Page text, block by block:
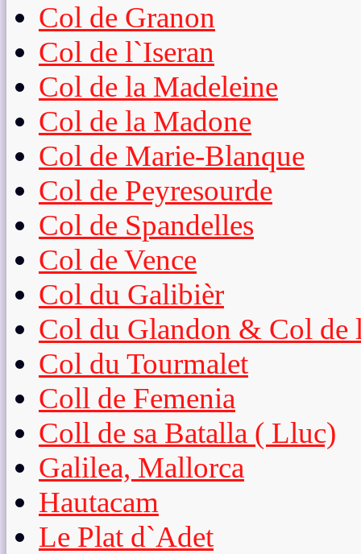
Col de Granon
Col de l`Iseran
Col de la Madeleine
Col de la Madone
Col de Marie-Blanque
Col de Peyresourde
Col de Spandelles
Col de Vence
Col du Galibièr
Col du Glandon & Col de
Col du Tourmalet
Coll de Femenia
Coll de sa Batalla ( Lluc)
Galilea, Mallorca
Hautacam
Le Plat d`Adet